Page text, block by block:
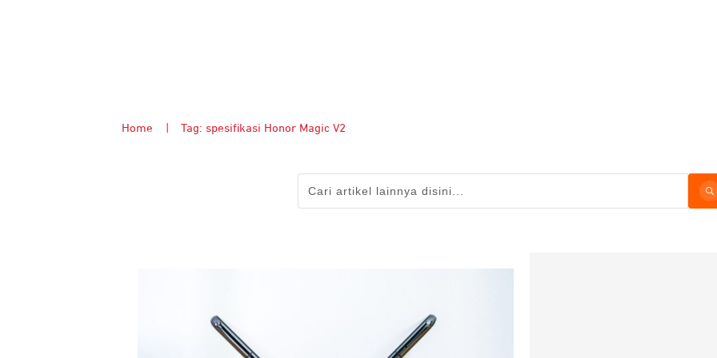
Home Tag: spesifikasi Honor Magic V2